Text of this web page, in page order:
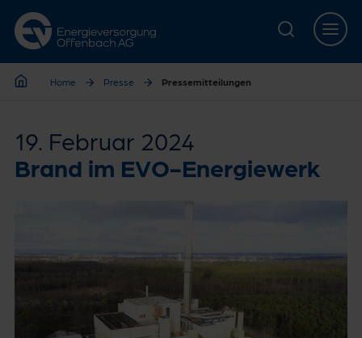
Zur Hauptnavigation springen
Zur Servicelasche springen
Zum Hauptinhalt springen
Zur Footernavigation springen
Home Presse Pressemitteilungen
19. Februar 2024
Brand im EVO-Energiewerk